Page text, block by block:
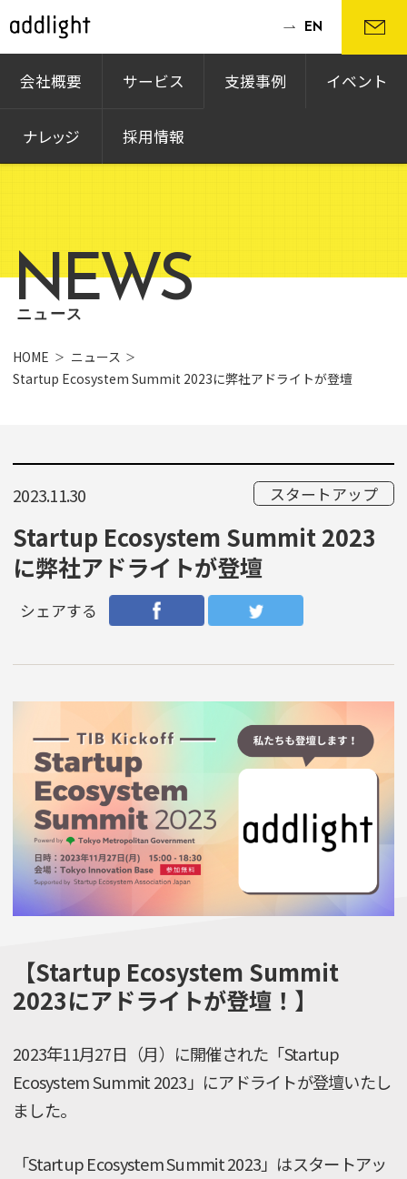
会社概要 サービス 支援事例 イベント
ナレッジ 採用情報
EN
NEWS
ニュース
HOME
ニュース
Startup Ecosystem Summit 2023に弊社アドライトが登壇
2023.11.30 スタートアップ
Startup Ecosystem Summit 2023
に弊社アドライトが登壇
シェアする
【Startup Ecosystem Summit
2023にアドライトが登壇！】
2023年11月27日（月）に開催された「Startup
Ecosystem Summit 2023」にアドライトが登壇いたし
ました。
「Startup Ecosystem Summit 2023」はスタートアッ